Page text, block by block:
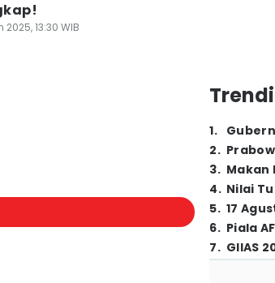
2025, 13:30 WIB
1.
2.
3. Makan
4. Nilai
5. 17
6. Piala
7. GIIAS